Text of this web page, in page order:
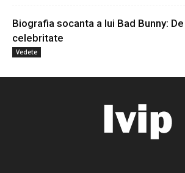
Biografia socanta a lui Bad Bunny:
celebritate
Vedete